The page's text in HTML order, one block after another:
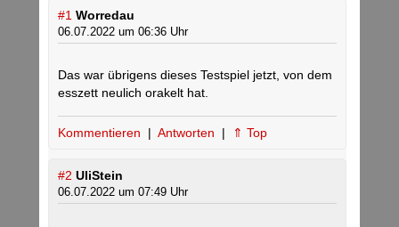
#1 Worredau
06.07.2022 um 06:36 Uhr
Das war übrigens dieses Testspiel jetzt, von dem
esszett neulich orakelt hat.
Kommentieren | Antworten | ⇑ Top
#2 UliStein
06.07.2022 um 07:49 Uhr